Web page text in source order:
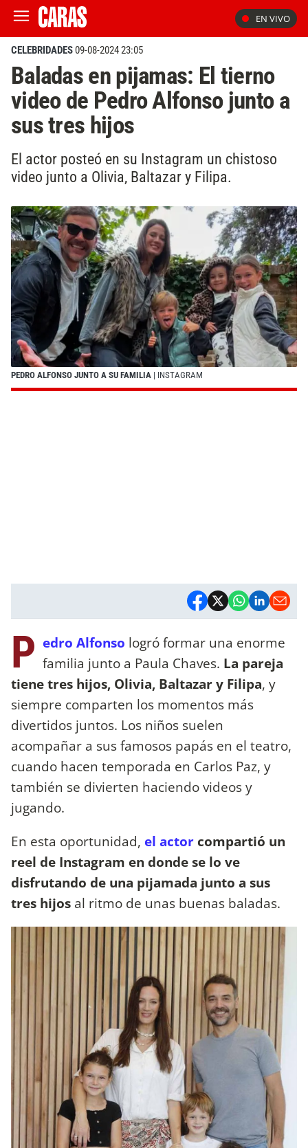
EN VIVO
CELEBRIDADES09-08-2024 23:05
Baladas en pijamas: El tierno
video de Pedro Alfonso junto a
sus tres hijos
El actor posteó en su Instagram un chistoso
video junto a Olivia, Baltazar y Filipa.
PEDRO ALFONSO JUNTO A SU FAMILIA | INSTAGRAM
P edro Alfonso logró formar una enorme
familia junto a Paula Chaves. La pareja
tiene tres hijos, Olivia, Baltazar y Filipa, y
siempre comparten los momentos más
divertidos juntos. Los niños suelen
acompañar a sus famosos papás en el teatro,
cuando hacen temporada en Carlos Paz, y
también se divierten haciendo videos y
jugando.
En esta oportunidad, el actor compartió un
reel de Instagram en donde se lo ve
disfrutando de una pijamada junto a sus
tres hijos al ritmo de unas buenas baladas.